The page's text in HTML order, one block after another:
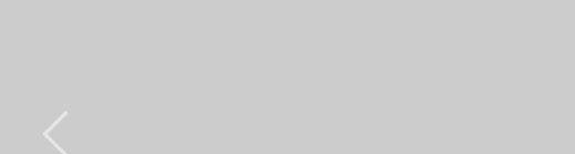
Önceki